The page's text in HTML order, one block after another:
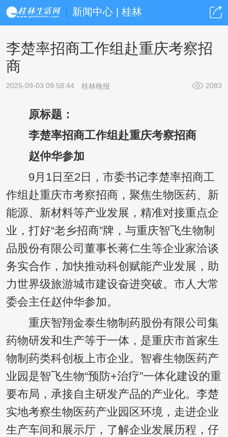
新闻中心 | 桂林
李楚率招商工作组赴重庆考察招
商
2025-09-03 09:58:44 桂林晚报 2083
原标题：
李楚率招商工作组赴重庆考察招商
赵仲华参加
9月1日至2日，市委书记李楚率招商工
作组赴重庆市考察招商，聚焦生物医药、新
能源、新材料等产业发展，精准对接重点企
业，打好“老乡招商”牌，与重庆智飞生物制
品股份有限公司董事长蒋仁生等企业家洽谈
务实合作，加快推动科创赋能产业发展，助
力世界级旅游城市建设奋进突破。市人大常
委会主任赵仲华参加。
重庆智翔金泰生物制药股份有限公司集
药物研发和生产等于一体，是重庆市首家生
物制药类科创板上市企业。智睿生物医药产
业园是智飞生物“预防+治疗”一体化建设的重
要布局，承接自主研发产品的产业化。李楚
实地考察生物医药产业园区环境，走进企业
生产车间和展示厅，了解企业发展历程，仔